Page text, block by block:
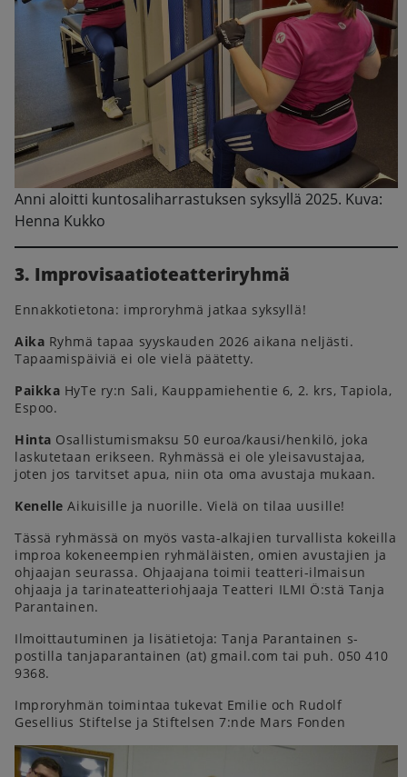
Anni aloitti kuntosaliharrastuksen syksyllä 2025. Kuva:
Henna Kukko
3. Improvisaatioteatteriryhmä
Ennakkotietona: improryhmä jatkaa syksyllä!
Aika Ryhmä tapaa syyskauden 2026 aikana neljästi.
Tapaamispäiviä ei ole vielä päätetty.
Paikka HyTe ry:n Sali, Kauppamiehentie 6, 2. krs, Tapiola,
Espoo.
Hinta Osallistumismaksu 50 euroa/kausi/henkilö, joka
laskutetaan erikseen. Ryhmässä ei ole yleisavustajaa,
joten jos tarvitset apua, niin ota oma avustaja mukaan.
KenelleAikuisille ja nuorille. Vielä on tilaa uusille!
Tässä ryhmässä on myös vasta-alkajien turvallista kokeilla
improa kokeneempien ryhmäläisten, omien avustajien ja
ohjaajan seurassa. Ohjaajana toimii teatteri-ilmaisun
ohjaaja ja tarinateatteriohjaaja Teatteri ILMI Ö:stä Tanja
Parantainen.
Ilmoittautuminen ja lisätietoja: Tanja Parantainen s-
postilla tanjaparantainen (at) gmail.com tai puh. 050 410
9368.
Improryhmän toimintaa tukevat Emilie och Rudolf
Gesellius Stiftelse ja Stiftelsen 7:nde Mars Fonden